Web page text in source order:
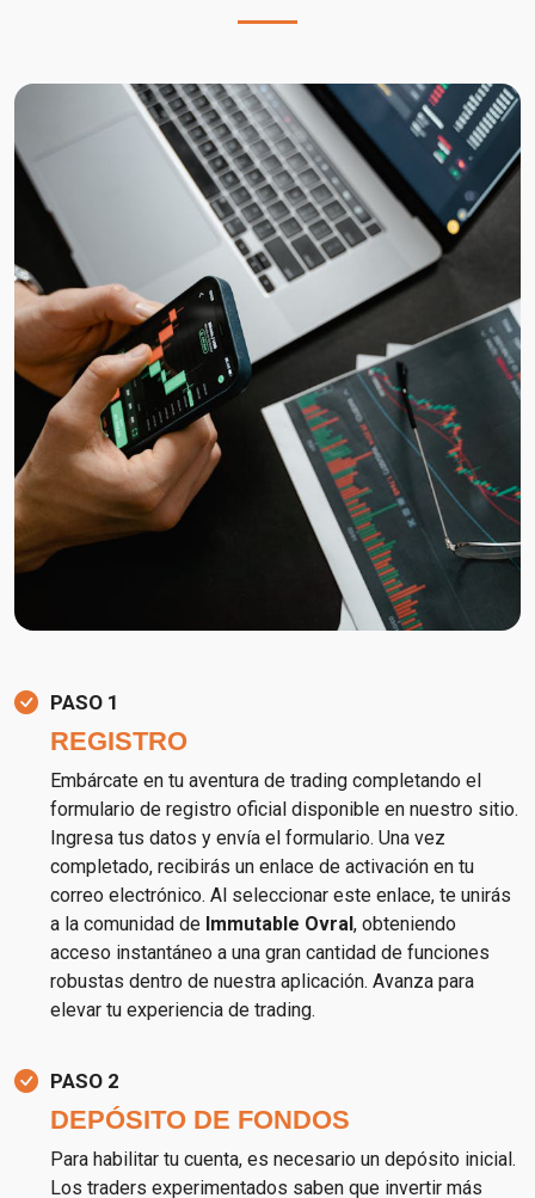
PASO 1
REGISTRO
Embárcate en tu aventura de trading completando el
formulario de registro oficial disponible en nuestro sitio.
Ingresa tus datos y envía el formulario. Una vez
completado, recibirás un enlace de activación en tu
correo electrónico. Al seleccionar este enlace, te unirás
a la comunidad de Immutable Ovral, obteniendo
acceso instantáneo a una gran cantidad de funciones
robustas dentro de nuestra aplicación. Avanza para
elevar tu experiencia de trading.
PASO 2
DEPÓSITO DE FONDOS
Para habilitar tu cuenta, es necesario un depósito inicial.
Los traders experimentados saben que invertir más